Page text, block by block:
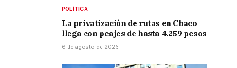
POLÍTICA
La privatización de rutas en Chaco
llega con peajes de hasta 4.259 pesos
6 de agosto de 2026